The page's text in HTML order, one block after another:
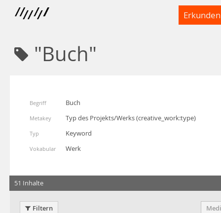
Erkunden
"Buch"
Begriff Buch
Metakey Typ des Projekts/Werks(creative_work:type)
Typ Keyword
Vokabular Werk
51 Inhalte
Filtern